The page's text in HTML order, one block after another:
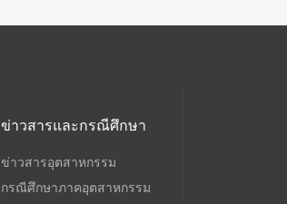
ข่าวสารและกรณีศึกษา
ข่าวสารอุตสาหกรรม
กรณีศึกษาภาคอุตสาหกรรม